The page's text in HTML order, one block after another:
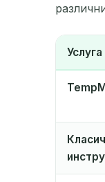
Услуга